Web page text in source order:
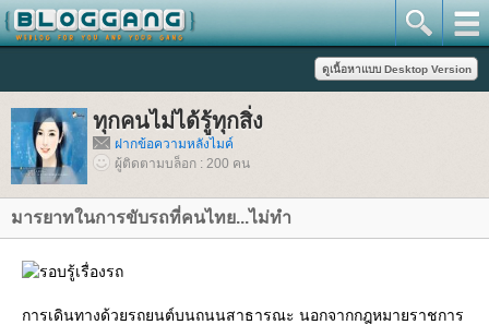
ทุกคนไม่ได้รู้ทุกสิ่ง
ฝากข้อความหลังไมค์
ผู้ติดตามบล็อก : 200 คน
มารยาทในการขับรถที่คนไทย...ไม่ทำ
การเดินทางด้วยรถยนต์บนถนนสาธารณะ นอกจากกฎหมายราชการ